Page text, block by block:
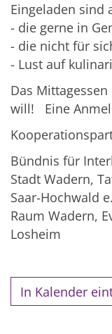
Eingeladen sind
- die gerne in
- die nicht für
- Lust auf
Das
will! Eine
Bündnis für
Stadt Wadern,
Saar-Hochwald
Raum Wadern,
Losheim
In Kalender